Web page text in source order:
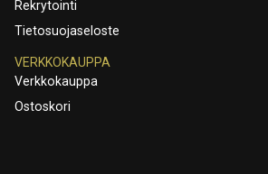
Rekrytointi
Tietosuojaseloste
VERKKOKAUPPA
Verkkokauppa
Ostoskori